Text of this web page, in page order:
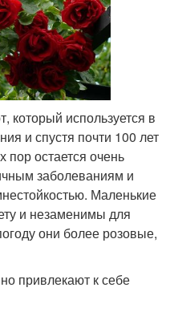
который используется в
и спустя почти 100 лет
пор остается очень
заболеваниям и
Маленькие
и незаменимы для
они более розовые,
привлекают к себе